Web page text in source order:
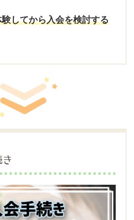
してから入会を検討する
き